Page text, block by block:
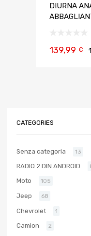
DIURNA
139,99 €
CATEGORIES
Senza categoria 13
RADIO 2 DIN ANDROID
Moto 105
Jeep 68
Chevrolet 1
Camion 2